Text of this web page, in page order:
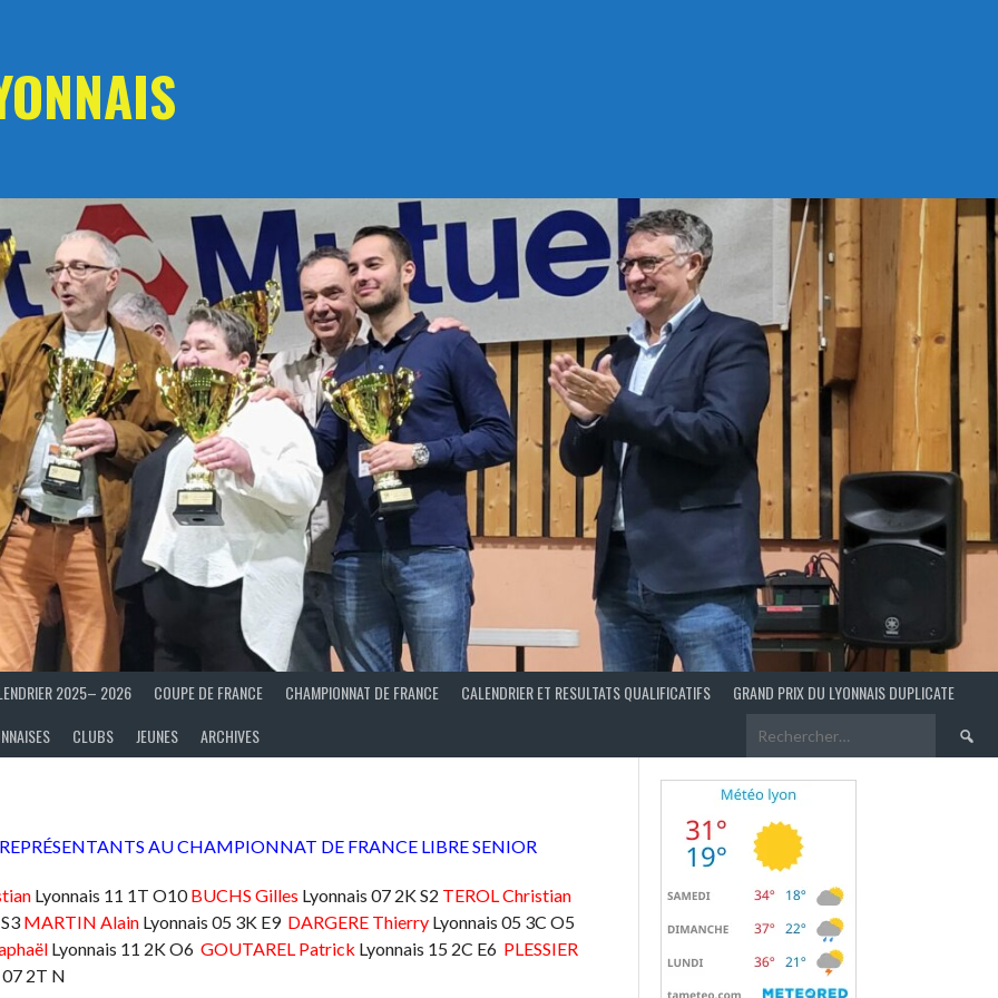
2025– 2026 COUPE DE FRANCE CHAMPIONNAT DE FRANCE CALENDRIER ET RESULTATS QUALIFICATIFS
GRAND PRIX DU LYONNAIS DUPLICATE
CLUBS JEUNES ARCHIVES
AU CHAMPIONNAT DE FRANCE LIBRE SENIOR
Lyonnais 11 1T O10BUCHS Gilles Lyonnais 07 2K S2 TEROL Christian
MARTIN AlainLyonnais 05 3K E9 DARGERE ThierryLyonnais 05 3C O5
Lyonnais 11 2K O6 GOUTAREL Patrick Lyonnais 15 2C E6 PLESSIER
2T N